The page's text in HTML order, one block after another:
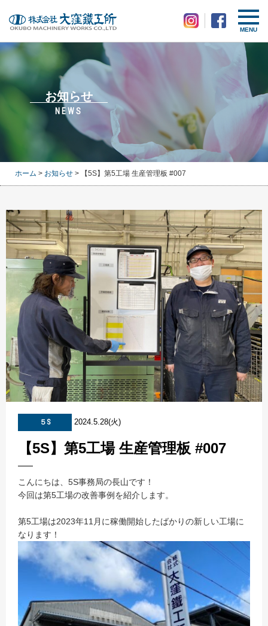
MENU
お知らせ
NEWS
ホーム > お知らせ > 【5S】第5工場 生産管理板 #007
５S 2024.5.28(火)
【5S】第5工場 生産管理板 #007
こんにちは、5S事務局の長山です！
今回は第5工場の改善事例を紹介します。
第5工場は2023年11月に稼働開始したばかりの新しい工場に
なります！